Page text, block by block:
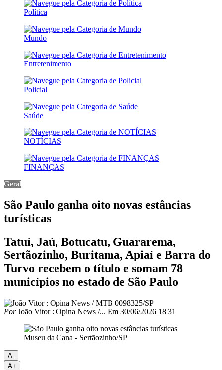
Política
Mundo
Entretenimento
Policial
Saúde
NOTÍCIAS
FINANÇAS
Geral
São Paulo ganha oito novas estâncias
turísticas
Tatuí, Jaú, Botucatu, Guararema,
Sertãozinho, Buritama, Apiaí e Barra do
Turvo recebem o título e somam 78
municípios no estado de São Paulo
PorJoão Vitor : Opina News /... Em 30/06/2026 18:31
Museu da Cana - Sertãozinho/SP
A-
A+